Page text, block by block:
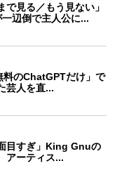
見る／もう見ない」
辺倒で主人公に...
のChatGPTだけ」で
芸人を直...
目すぎ」King Gnuの
アーティス...